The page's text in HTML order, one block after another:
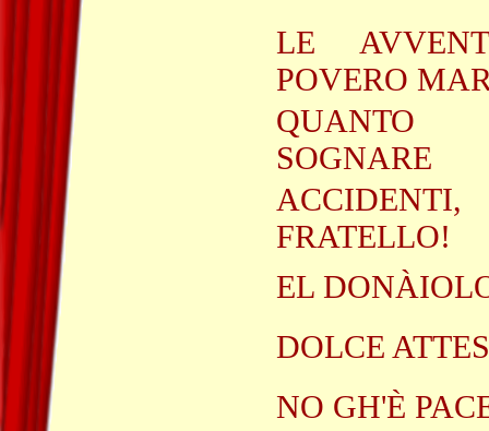
LE
POVERO
QUANTO
SOGNARE
FRATELLO!
EL
DOLCE
NO GH'È